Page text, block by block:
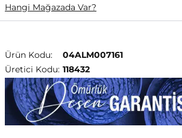
Hangi Mağazada Var?
Ürün Kodu:
04ALM007161
Üretici Kodu: 118432